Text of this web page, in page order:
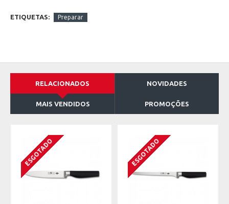
ETIQUETAS: Preparar
RELACIONADOS NOVIDADES
MAIS VENDIDOS PROMOÇÕES
ESGOTADO ESGOTADO